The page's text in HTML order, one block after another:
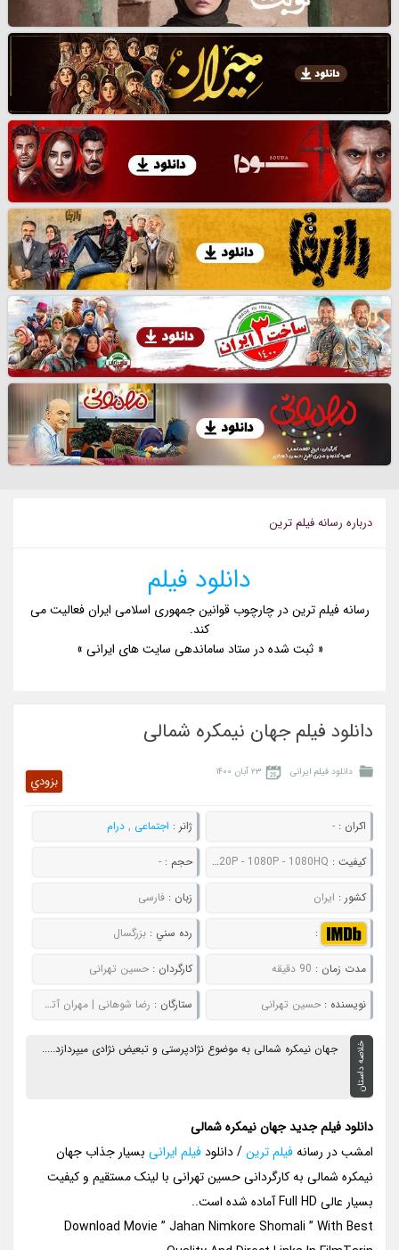
درباره رسانه فيلم ترين
دانلود فیلم
رسانه فیلم ترین در چارچوب قوانین جمهوری اسلامی ایران فعالیت می
کند.
« ثبت شده در ستاد ساماندهی سایت های ایرانی »
دانلود فیلم جهان نیمکره شمالی
دانلود فیلم ایرانی ۲۳ آبان ۱۴۰۰
بزودي
اکران :- ژانر : اجتماعی , درام
کيفيت : 480P - 720P - 1080P - 1080HQ حجم : -
کشور : ایران زبان : فارسی
: رده سني : بزرگسال
مدت زمان : 90 دقیقه کارگردان : حسین تهرانی
نويسنده :حسین تهرانی ستارگان : رضا شوهانی | مهران آتش زای | سعیده الباجی | محمد اسماعیلی
خلاصه داستان جهان نیمکره شمالی به موضوع نژادپرستی و تبعیض نژادی میپردازد.....
دانلود فیلم جدید جهان نیمکره شمالی
امشب در رسانهفیلم ترین/ دانلودفیلم ایرانی بسیار جذاب جهان
نیمکره شمالی به کارگردانی حسین تهرانی با لینک مستقیم و کیفیت
بسیار عالی Full HD آماده شده است..
Download Movie ” Jahan Nimkore Shomali ” With Best